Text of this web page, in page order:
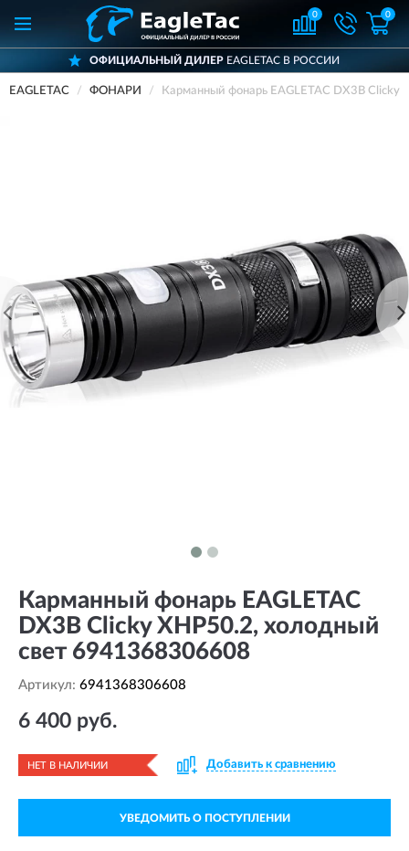
0 0
ОФИЦИАЛЬНЫЙ ДИЛЕРEAGLETAC В РОССИИ
EAGLETAC ФОНАРИ Карманный фонарь EAGLETAC DX3B Clicky
Карманный фонарь EAGLETAC
DX3B Clicky XHP50.2, холодный
свет 6941368306608
Артикул: 6941368306608
6 400 руб.
НЕТ В НАЛИЧИИ Добавить к сравнению
УВЕДОМИТЬ О ПОСТУПЛЕНИИ